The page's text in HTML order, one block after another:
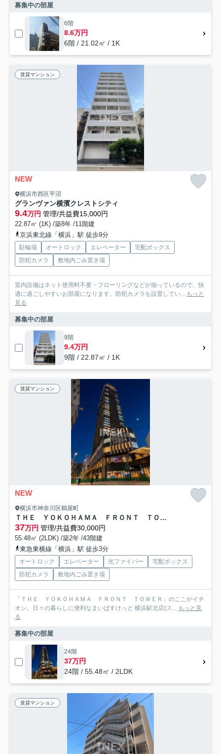
募集中の部屋
6階
8.6万円
6階 / 21.02㎡ / 1K
賃貸マンション
NEW
横浜市西区平沼
グランヴァン横濱クレストシティ
9.4万円 管理/共益費15,000円
22.87㎡ (1K) /築8年 /11階建
京浜東北線「横浜」駅 徒歩9分
駐輪場 オートロック エレベーター
宅配ボックス
防犯カメラ
敷地内ごみ置き場
室内設備はネット使用料不要・フローリングなどが揃っているので、快
適に過ごしやすいお部屋になります。防犯カメラを設置してい... もっと
見る
募集中の部屋
9階
9.4万円
9階 / 22.87㎡ / 1K
賃貸マンション
NEW
横浜市神奈川区鶴屋町
ＴＨＥ ＹＯＫＯＨＡＭＡ ＦＲＯＮＴ ＴＯＷＥＲ
37万円 管理/共益費30,000円
55.48㎡ (2LDK) /築2年 /43階建
東急東横線「横浜」駅 徒歩3分
オートロック エレベーター 光ファイバー
宅配ボックス
防犯カメラ
敷地内ごみ置き場
「ＴＨＥ ＹＯＫＯＨＡＭＡ ＦＲＯＮＴ ＴＯＷＥＲ」のここがイチ
オシ。日々の暮らしに便利なまいばすけっと 横浜駅北店(ス... もっと見
る
募集中の部屋
24階
37万円
24階 / 55.48㎡ / 2LDK
賃貸マンション